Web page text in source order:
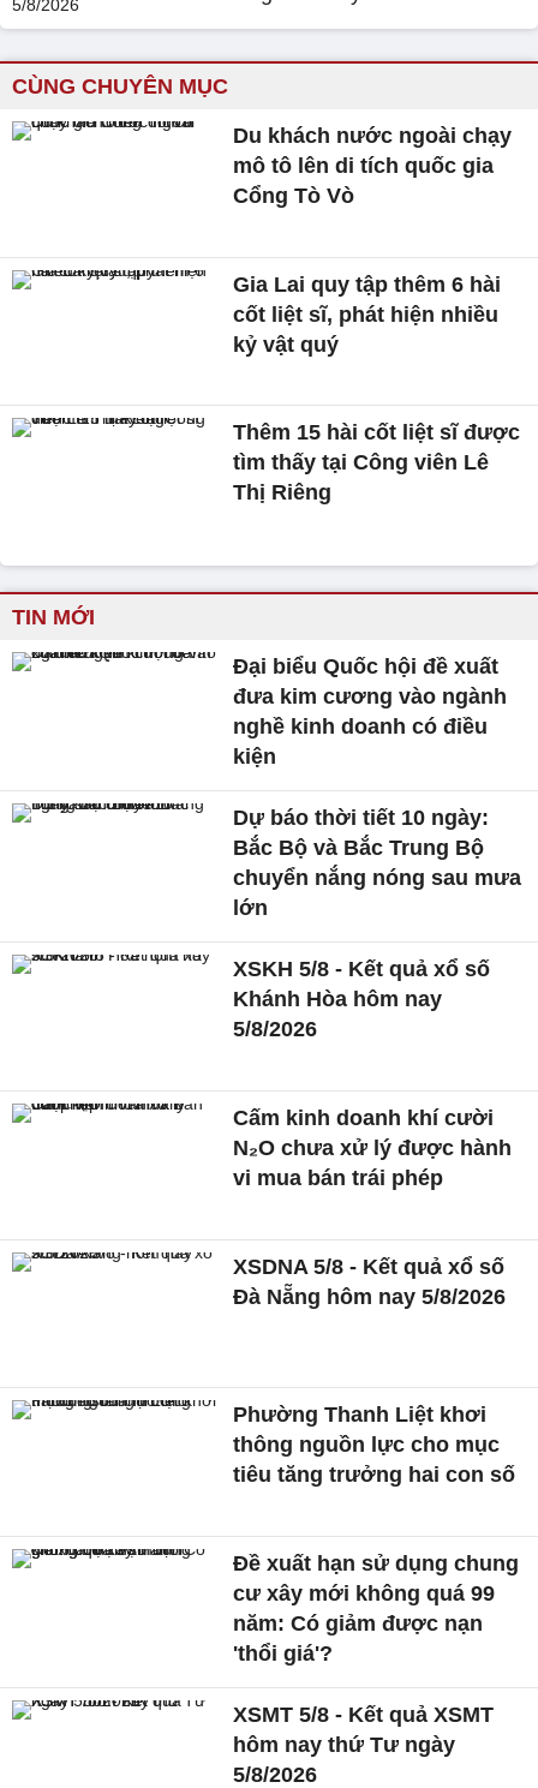
CÙNG CHUYÊN MỤC
Du khách nước ngoài chạy
mô tô lên di tích quốc gia
Cổng Tò Vò
Gia Lai quy tập thêm 6 hài
cốt liệt sĩ, phát hiện nhiều
kỷ vật quý
Thêm 15 hài cốt liệt sĩ được
tìm thấy tại Công viên Lê
Thị Riêng
TIN MỚI
Đại biểu Quốc hội đề xuất
đưa kim cương vào ngành
nghề kinh doanh có điều
kiện
Dự báo thời tiết 10 ngày:
Bắc Bộ và Bắc Trung Bộ
chuyển nắng nóng sau mưa
lớn
XSKH 5/8 - Kết quả xổ số
Khánh Hòa hôm nay
5/8/2026
Cấm kinh doanh khí cười
N₂O chưa xử lý được hành
vi mua bán trái phép
XSDNA 5/8 - Kết quả xổ số
Đà Nẵng hôm nay 5/8/2026
Phường Thanh Liệt khơi
thông nguồn lực cho mục
tiêu tăng trưởng hai con số
Đề xuất hạn sử dụng chung
cư xây mới không quá 99
năm: Có giảm được nạn
'thổi giá'?
XSMT 5/8 - Kết quả XSMT
hôm nay thứ Tư ngày
5/8/2026